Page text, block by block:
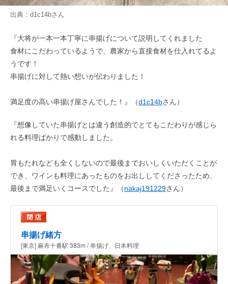
出典： d1c14bさん
『大将が一本一本丁寧に串揚げについて説明してくれました
食材にこだわっているようで、農家から直接食材を仕入れてるよ
うです！
串揚げに対して熱い想いが伝わりました！
満足度の高い串揚げ屋さんでした！』（d1c14bさん）
『想像していた串揚げとは違う創造的でとてもこだわりが感じら
れる料理ばかりで感動しました。
胃もたれなども全くしないので最後までおいしくいただくことが
でき、ワインも料理にあったものをお出ししてくださったため、
最後まで満足いくコースでした』（nakaj191229さん）
串揚げ緒方
[東京] 麻布十番駅 383m / 串揚げ、日本料理